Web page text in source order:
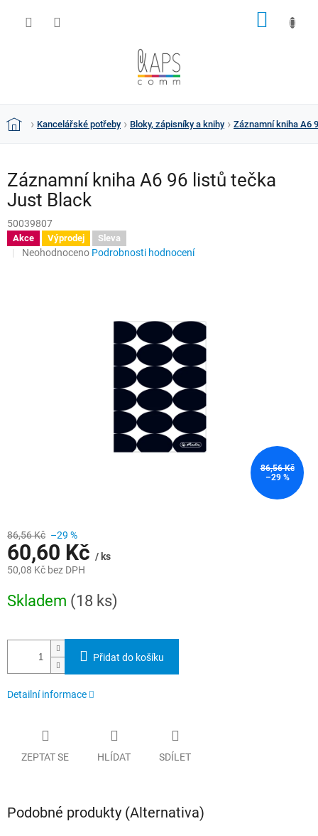
DomůKancelářské potřeby Bloky, zápisníky a knihy Záznamní kniha A6
Záznamní kniha A6 96 listů tečka
Just Black
50039807
Akce Výprodej Sleva
Průměrné
Neohodnoceno Podrobnosti hodnocení
86,56 Kč
–29 %
86,56 Kč –29 %
60,60 Kč / ks
50,08 Kč bez DPH
cena:
Skladem (18 ks)
Přidat do košíku
Detailní informace
ZEPTAT SE HLÍDAT SDÍLET
Podobné produkty (Alternativa)